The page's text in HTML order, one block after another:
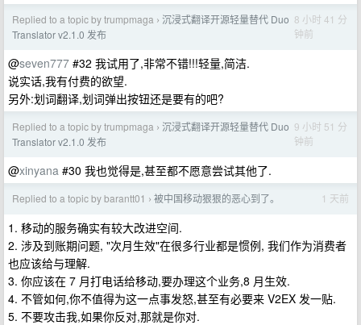
Replied to a topic by trumpmaga › 沉浸式翻译开源轻量替代 Duo
Translator v2.1.0 发布
8 小时 41 分
钟前
@seven777 #32 我试用了,非常不错!!!轻量,简洁.
说实话,我有付费的欲望.
另外:划词翻译,划词弹出按钮还是要有的吧?
Replied to a topic by trumpmaga › 沉浸式翻译开源轻量替代 Duo
Translator v2.1.0 发布
9 小时 51 分
钟前
@xinyana #30 我也觉得是,甚至都不愿意尝试其他了.
Replied to a topic by barantt01 › 被中国移动狠狠的恶心到了。 1 天前
1. 移动的服务确实有较大改进空间.
2. 涉及到账期问题, "次月生效"在很多行业都是惯例, 我们作为消费者
也应该给与理解.
3. 你应该在 7 月打电话给移动,要办理这个业务,8 月生效.
4. 不管如何,你不值得为这一点事发怒,甚至有必要来 V2EX 发一贴.
5. 不要攻击我,如果你反对,那就是你对.